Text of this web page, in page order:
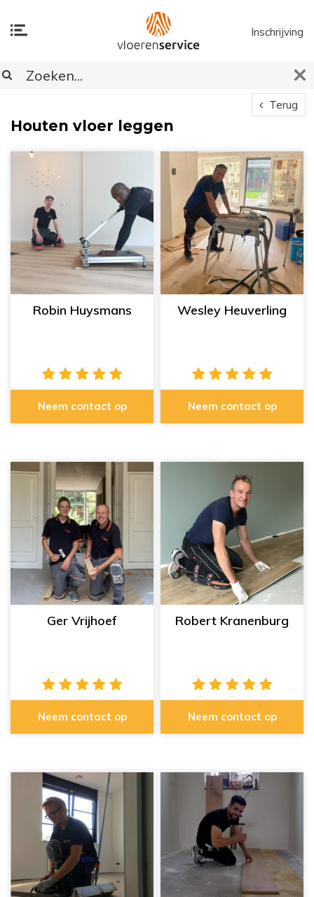
Inschrijving
Terug
Houten vloer leggen
Robin Huysmans
Neem contact op
Wesley Heuverling
Neem contact op
Ger Vrijhoef
Neem contact op
Robert Kranenburg
Neem contact op